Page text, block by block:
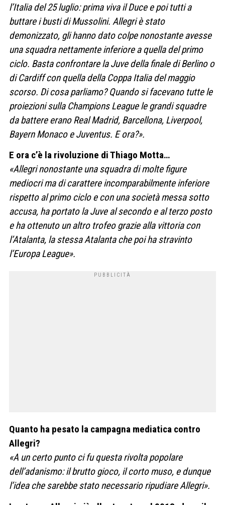
l’Italia del 25 luglio: prima viva il Duce e poi tutti a
buttare i busti di Mussolini. Allegri è stato
demonizzato, gli hanno dato colpe nonostante avesse
una squadra nettamente inferiore a quella del primo
ciclo. Basta confrontare la Juve della finale di Berlino o
di Cardiff con quella della Coppa Italia del maggio
scorso. Di cosa parliamo? Quando si facevano tutte le
proiezioni sulla Champions League le grandi squadre
da battere erano Real Madrid, Barcellona, Liverpool,
Bayern Monaco e Juventus. E ora?».
E ora c’è la rivoluzione di Thiago Motta…
«Allegri nonostante una squadra di molte figure
mediocri ma di carattere incomparabilmente inferiore
rispetto al primo ciclo e con una società messa sotto
accusa, ha portato la Juve al secondo e al terzo posto
e ha ottenuto un altro trofeo grazie alla vittoria con
l’Atalanta, la stessa Atalanta che poi ha stravinto
l’Europa League».
Quanto ha pesato la campagna mediatica contro
Allegri?
«A un certo punto ci fu questa rivolta popolare
dell’adanismo: il brutto gioco, il corto muso, e dunque
l’idea che sarebbe stato necessario ripudiare Allegri».